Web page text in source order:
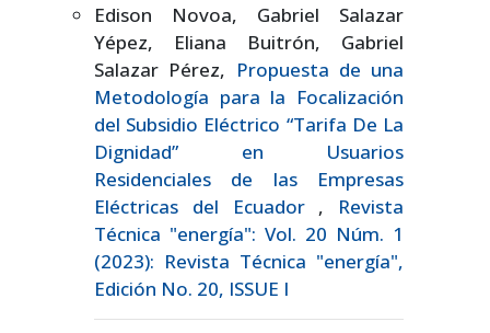
Edison Novoa, Gabriel Salazar
Yépez, Eliana Buitrón, Gabriel
Salazar Pérez, Propuesta de una
Metodología para la Focalización
del Subsidio Eléctrico “Tarifa De La
Dignidad” en Usuarios
Residenciales de las Empresas
Eléctricas del Ecuador , Revista
Técnica "energía": Vol. 20 Núm. 1
(2023): Revista Técnica "energía",
Edición No. 20, ISSUE I